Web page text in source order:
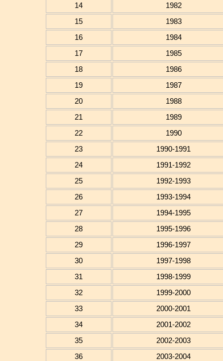
14
1982
15
1983
16
1984
17
1985
18
1986
19
1987
20
1988
21
1989
22
1990
23
1990-1991
24
1991-1992
25
1992-1993
26
1993-1994
27
1994-1995
28
1995-1996
29
1996-1997
30
1997-1998
31
1998-1999
32
1999-2000
33
2000-2001
34
2001-2002
35
2002-2003
36
2003-2004